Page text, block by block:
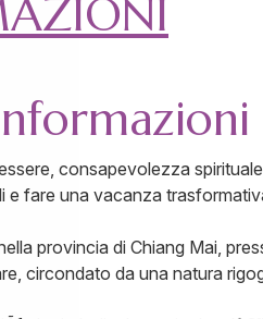
consapevolezza
fare una vacanza
provincia di Chiang Mai,
circondato da una natura